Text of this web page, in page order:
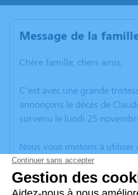
Message de la
Chère famille, chers amis,
C’est avec une grande
annonçons le décès de
survenu le lundi 25
Nous vous invitons à utiliser
vos condoléances, partager
anecdote ou exprimer vos
poèmes ou des textes. Cet